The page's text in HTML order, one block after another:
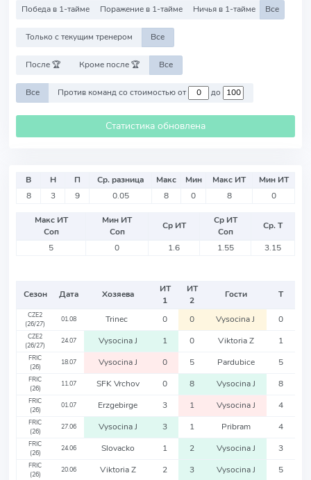
Победа в 1-тайме Поражение в 1-тайме Ничья в 1-тайме Все
Только с текущим тренером Все
После 🏆 Кроме после 🏆 Все
Все Против команд со стоимостью от до
Статистика обновлена
В Н П Ср. разница Макс Мин Макс ИТ
Мин ИТ
8
3 9 0.05 8 0 8 0
Макс ИТ
Соп
Мин ИТ
Соп
Ср ИТ
Ср ИТ
Соп
Ср. Т
5
0 1.6 1.55 3.15
Сезон Дата Хозяева
ИТ
1
ИТ
2
Гости Т
CZE2
(26/27)
01.08 Trinec 0 0 Vysocina J 0
CZE2
(26/27)
24.07 Vysocina J 1 0 Viktoria Z 1
FRIC
(26)
18.07 Vysocina J 0 5 Pardubice 5
FRIC
(26)
11.07 SFK Vrchov 0 8 Vysocina J 8
FRIC
(26)
01.07 Erzgebirge 3 1 Vysocina J 4
FRIC
(26)
27.06 Vysocina J 3 1 Pribram 4
FRIC
(26)
24.06 Slovacko 1 2 Vysocina J 3
FRIC
(26)
20.06 Viktoria Z 2 3 Vysocina J 5